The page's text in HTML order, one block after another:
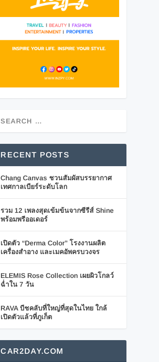
RECENT POSTS
Chang Canvas ชวนสัมผัสบรรยากาศ
เทศกาลเบียร์ระดับโลก
รวม 12 เพลงสุดเข้มข้นจากซีรีส์ Shine
พร้อมพรีออเดอร์
เปิดตัว “Derma Color” โรงงานผลิต
เครื่องสำอาง และเมคอัพครบวงจร
ELEMIS Rose Collection เผยผิวโกลว์
ฉ่ำใน 7 วัน
RAVA บีชคลับที่ใหญ่ที่สุดในไทย ใกล้
เปิดตัวแล้วที่ภูเก็ต
CAR2DAY.COM